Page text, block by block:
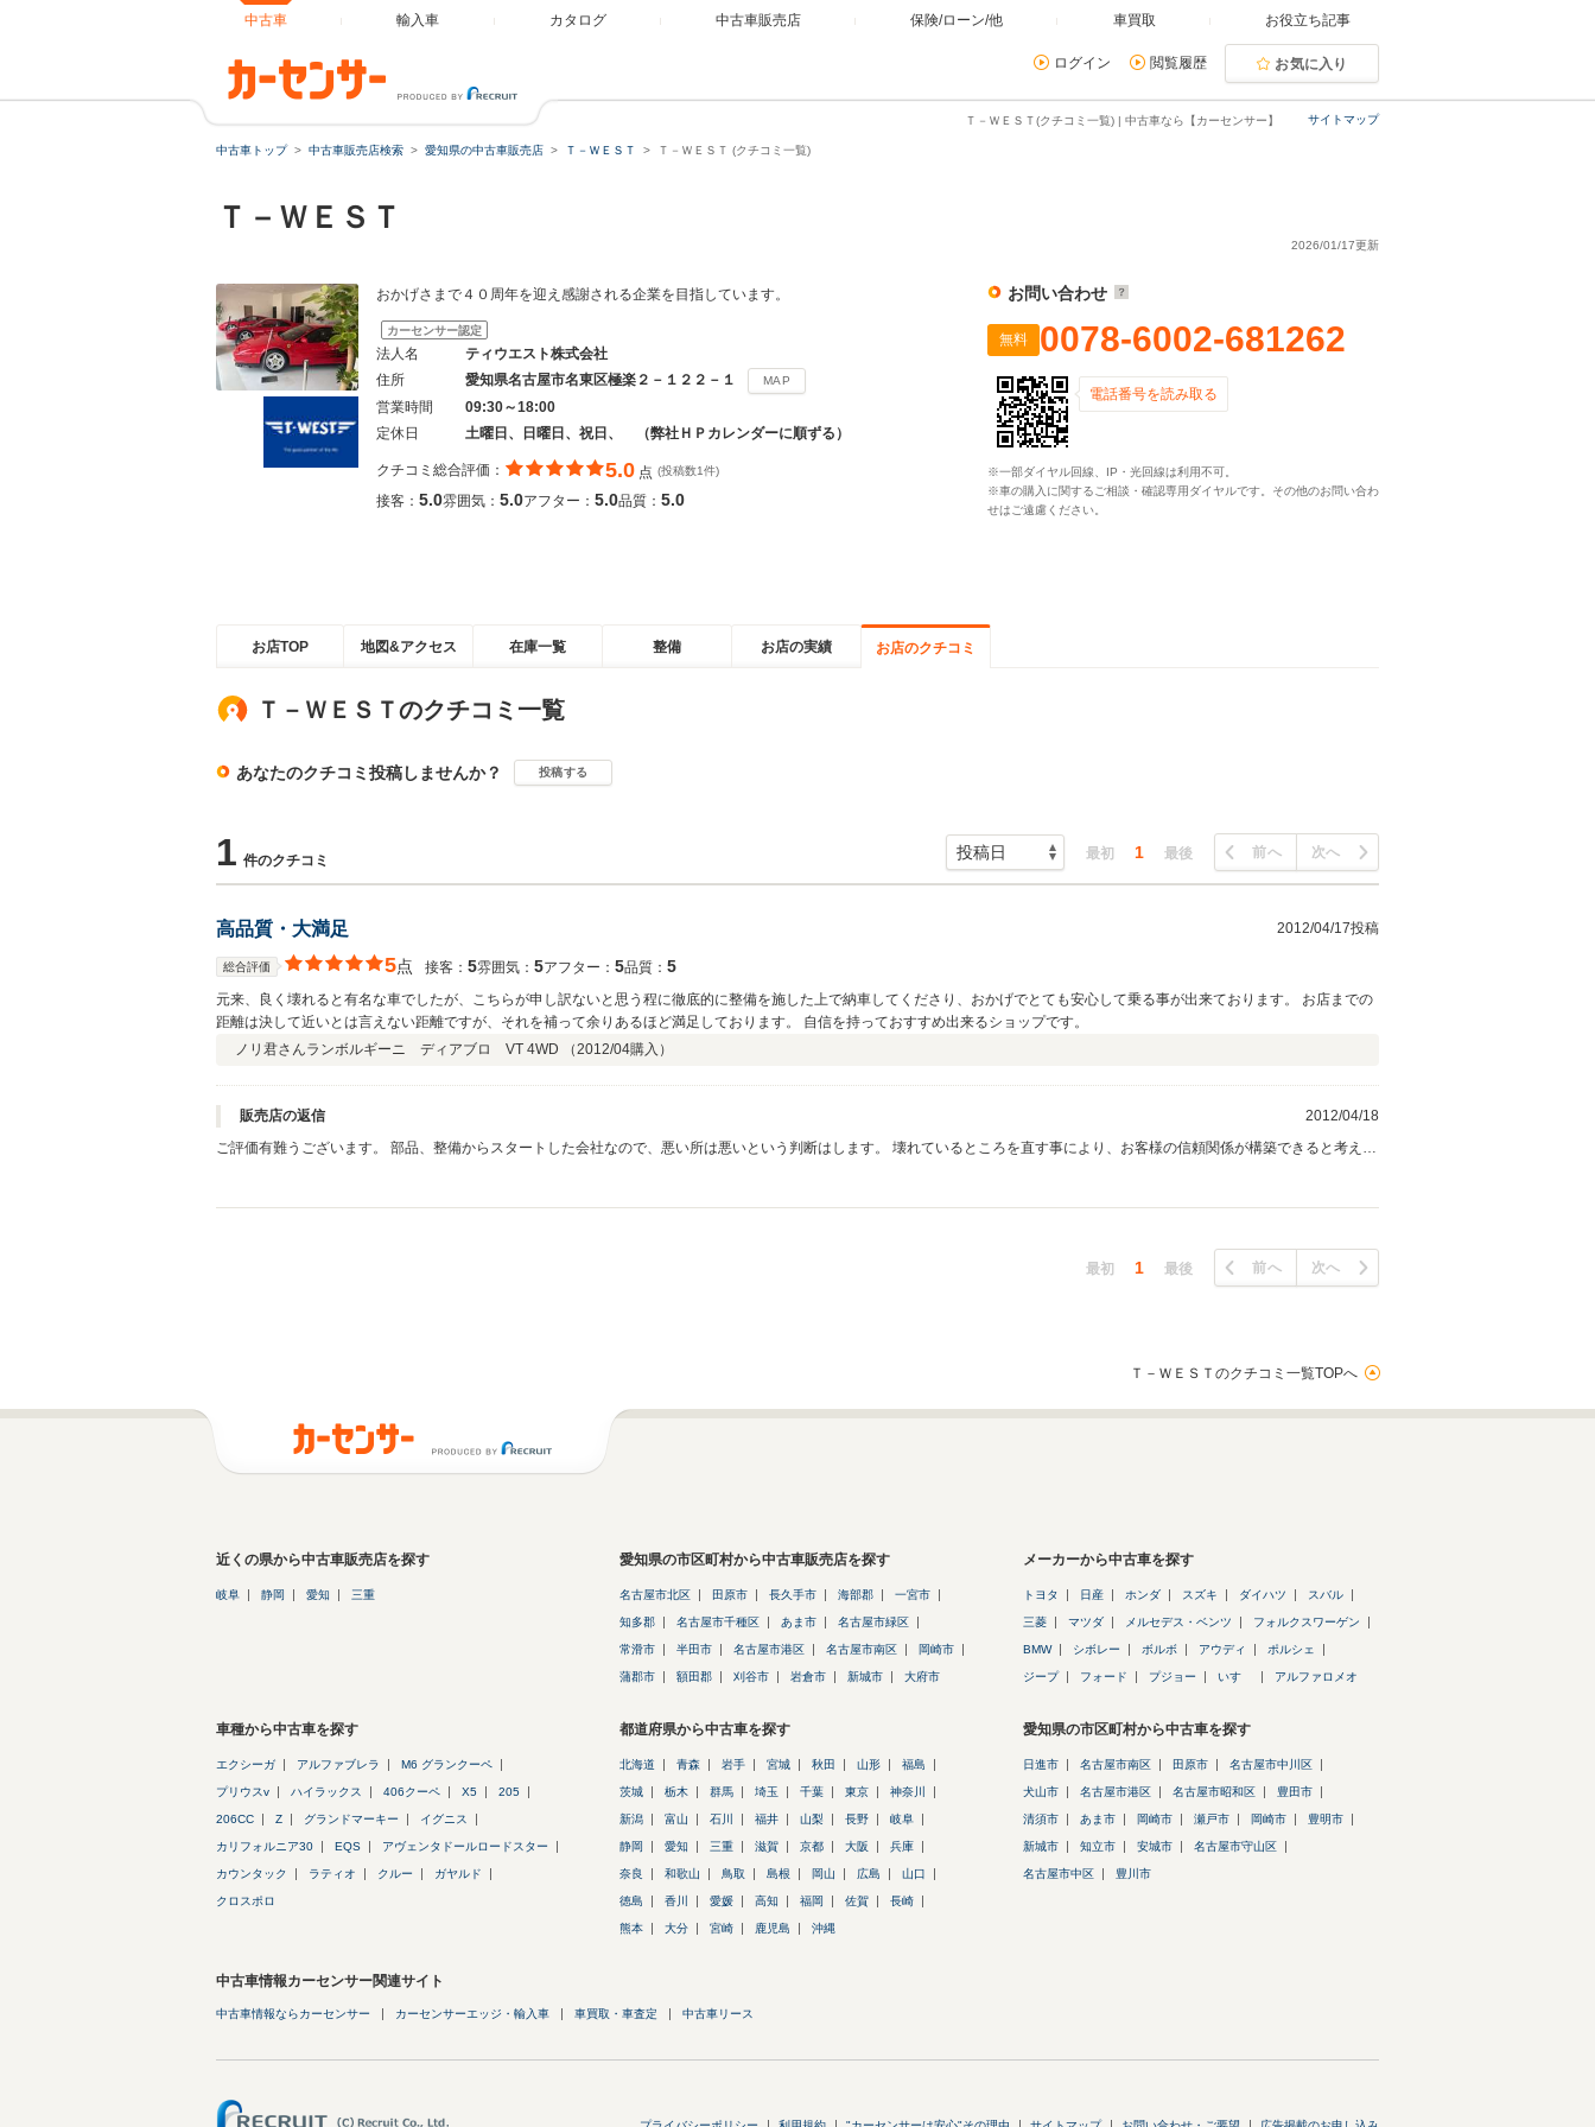
中古車 輸入車 カタログ 中古車販売店 保険/ローン/他 車買取 お役立ち記事
ログイン 閲覧履歴 お気に入り
サイトマップ
Ｔ－ＷＥＳＴ(クチコミ一覧) | 中古車なら【カーセンサー】
中古車トップ 中古車販売店検索 愛知県の中古車販売店 Ｔ－ＷＥＳＴ Ｔ－ＷＥＳＴ (クチコミ一覧)
Ｔ－ＷＥＳＴ
2026/01/17更新
おかげさまで４０周年を迎え感謝される企業を目指しています。
カーセンサー認定
法人名
ティウエスト株式会社
住所
愛知県名古屋市名東区極楽２－１２２－１ MAP
営業時間
09:30～18:00
定休日
土曜日、日曜日、祝日、 （弊社ＨＰカレンダーに順ずる）
クチコミ総合評価： 5.0 点 (投稿数1件)
接客： 5.0雰囲気： 5.0アフター： 5.0品質： 5.0
お問い合わせ
無料 0078-6002-681262
電話番号を読み取る
※一部ダイヤル回線、IP・光回線は利用不可。
※車の購入に関するご相談・確認専用ダイヤルです。その他のお問い合わ
せはご遠慮ください。
お店TOP 地図&アクセス 在庫一覧 整備 お店の実績 お店のクチコミ
Ｔ－ＷＥＳＴのクチコミ一覧
あなたのクチコミ投稿しませんか？ 投稿する
1 件のクチコミ 最初 1 最後 前へ 次へ
高品質・大満足 2012/04/17投稿
総合評価 5点 接客： 5雰囲気： 5アフター： 5品質： 5
元来、良く壊れると有名な車でしたが、こちらが申し訳ないと思う程に徹底的に整備を施した上で納車してくださり、おかげでとても安心して乗る事が出来ております。 お店までの
距離は決して近いとは言えない距離ですが、それを補って余りあるほど満足しております。 自信を持っておすすめ出来るショップです。
ノリ君さんランボルギーニ ディアブロ VT 4WD （2012/04購入）
販売店の返信
2012/04/18
ご評価有難うございます。 部品、整備からスタートした会社なので、悪い所は悪いという判断はします。 壊れているところを直す事により、お客様の信頼関係が構築できると考えて
最初 1 最後 前へ 次へ
Ｔ－ＷＥＳＴのクチコミ一覧TOPへ
近くの県から中古車販売店を探す
岐阜 静岡 愛知 三重
愛知県の市区町村から中古車販売店を探す
名古屋市北区 田原市 長久手市 海部郡 一宮市
知多郡 名古屋市千種区 あま市 名古屋市緑区
常滑市 半田市 名古屋市港区 名古屋市南区 岡崎市
蒲郡市 額田郡 刈谷市 岩倉市 新城市 大府市
メーカーから中古車を探す
トヨタ 日産 ホンダ スズキ ダイハツ スバル
三菱 マツダ メルセデス・ベンツ フォルクスワーゲン
BMW シボレー ボルボ アウディ ポルシェ
ジープ フォード プジョー いすゞ アルファロメオ
車種から中古車を探す
エクシーガ アルファブレラ M6 グランクーペ
プリウスv ハイラックス 406クーペ X5 205
206CC Z グランドマーキー イグニス
カリフォルニア30 EQS アヴェンタドールロードスター
カウンタック ラティオ クルー ガヤルド
クロスポロ
都道府県から中古車を探す
北海道 青森 岩手 宮城 秋田 山形 福島
茨城 栃木 群馬 埼玉 千葉 東京 神奈川
新潟 富山 石川 福井 山梨 長野 岐阜
静岡 愛知 三重 滋賀 京都 大阪 兵庫
奈良 和歌山 鳥取 島根 岡山 広島 山口
徳島 香川 愛媛 高知 福岡 佐賀 長崎
熊本 大分 宮崎 鹿児島 沖縄
愛知県の市区町村から中古車を探す
日進市 名古屋市南区 田原市 名古屋市中川区
犬山市 名古屋市港区 名古屋市昭和区 豊田市
清須市 あま市 岡崎市 瀬戸市 岡崎市 豊明市
新城市 知立市 安城市 名古屋市守山区
名古屋市中区 豊川市
中古車情報カーセンサー関連サイト
中古車情報ならカーセンサー カーセンサーエッジ・輸入車 車買取・車査定 中古車リース